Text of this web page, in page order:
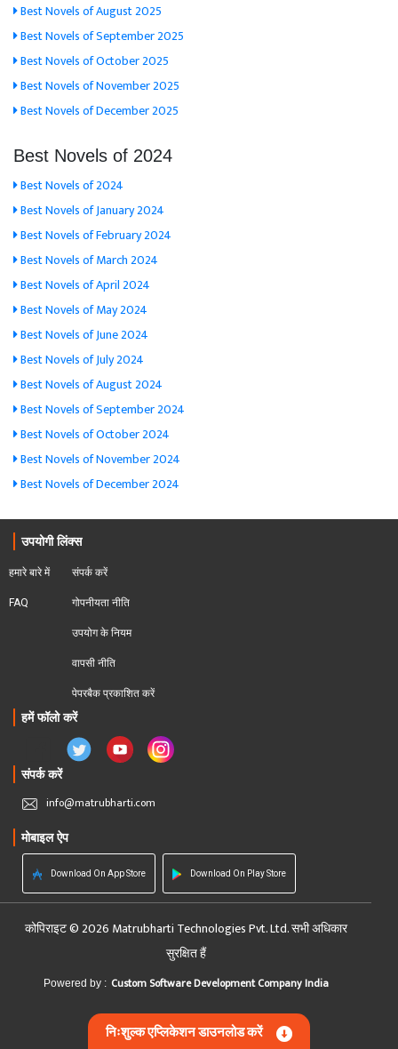
Best Novels of August 2025
Best Novels of September 2025
Best Novels of October 2025
Best Novels of November 2025
Best Novels of December 2025
Best Novels of 2024
Best Novels of 2024
Best Novels of January 2024
Best Novels of February 2024
Best Novels of March 2024
Best Novels of April 2024
Best Novels of May 2024
Best Novels of June 2024
Best Novels of July 2024
Best Novels of August 2024
Best Novels of September 2024
Best Novels of October 2024
Best Novels of November 2024
Best Novels of December 2024
उपयोगी लिंक्स
हमारे बारे में
FAQ
संपर्क करें
गोपनीयता नीति
उपयोग के नियम
वापसी नीति
पेपरबैक प्रकाशित करें
हमें फॉलो करें
संपर्क करें
info@matrubharti.com
मोबाइल ऐप
Download On App Store Download On Play Store
कोपिराइट © 2026 Matrubharti Technologies Pvt. Ltd. सभी अधिकार
सुरक्षित हैं
Powered by : Custom Software Development Company India
निःशुल्क एप्लिकेशन डाउनलोड करें